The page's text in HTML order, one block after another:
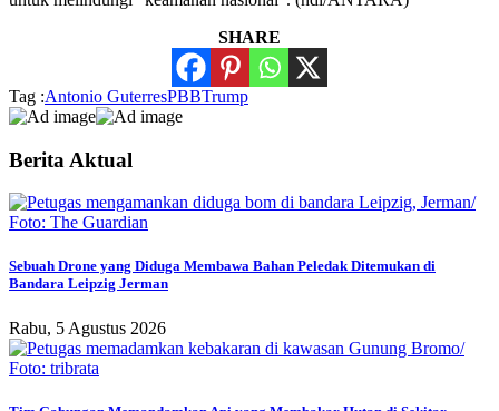
SHARE
Tag :Antonio GuterresPBBTrump
Berita Aktual
Sebuah Drone yang Diduga Membawa Bahan Peledak Ditemukan di
Bandara Leipzig Jerman
Rabu, 5 Agustus 2026